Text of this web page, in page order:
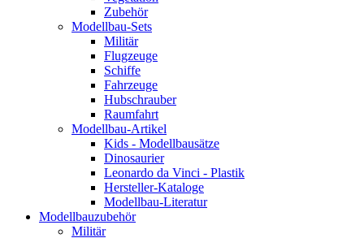
Zubehör
Modellbau-Sets
Militär
Flugzeuge
Schiffe
Fahrzeuge
Hubschrauber
Raumfahrt
Modellbau-Artikel
Kids - Modellbausätze
Dinosaurier
Leonardo da Vinci - Plastik
Hersteller-Kataloge
Modellbau-Literatur
Modellbauzubehör
Militär